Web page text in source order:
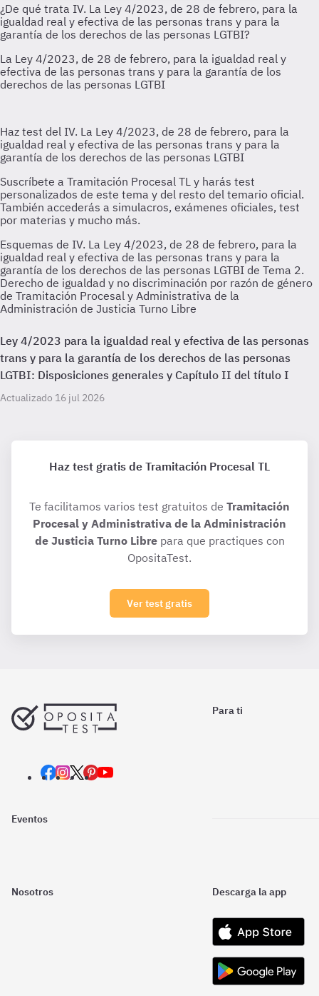
Esquemas de IV. La Ley 4/2023, de 28 de febrero, para la
igualdad real y efectiva de las personas trans y para la
garantía de los derechos de las personas LGTBI de Tema 2.
Derecho de igualdad y no discriminación por razón de género
de Tramitación Procesal y Administrativa de la
Administración de Justicia Turno Libre
Ley 4/2023 para la igualdad real y efectiva de las personas
trans y para la garantía de los derechos de las personas
LGTBI: Disposiciones generales y Capítulo II del título I
Actualizado 16 jul 2026
Haz test gratis de Tramitación Procesal TL
Te facilitamos varios test gratuitos de Tramitación
Procesal y Administrativa de la Administración
de Justicia Turno Librepara que practiques con
OpositaTest.
Ver test gratis
Para ti
Eventos
Nosotros Descarga la app